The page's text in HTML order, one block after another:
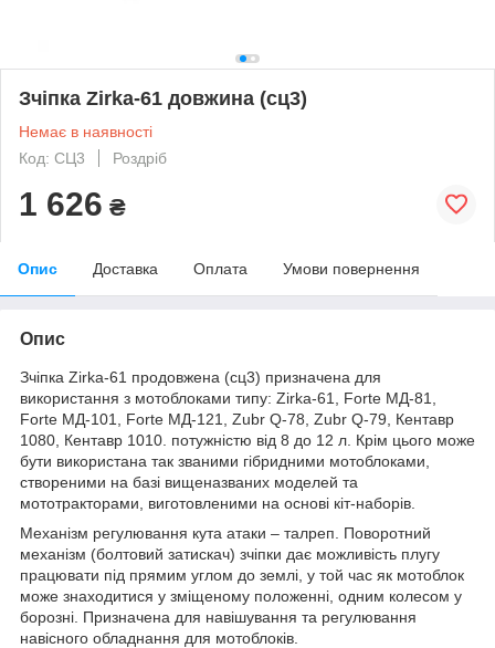
Зчіпка Zirka-61 довжина (сц3)
Немає в наявності
Код: СЦ3
Роздріб
1 626 ₴
Опис Доставка Оплата Умови повернення
Опис
Зчіпка Zirka-61 продовжена (сц3) призначена для
використання з мотоблоками типу: Zirka-61, Forte МД-81,
Forte МД-101, Forte МД-121, Zubr Q-78, Zubr Q-79, Кентавр
1080, Кентавр 1010. потужністю від 8 до 12 л. Крім цього може
бути використана так званими гібридними мотоблоками,
створеними на базі вищеназваних моделей та
мототракторами, виготовленими на основі кіт-наборів.
Механізм регулювання кута атаки – талреп. Поворотний
механізм (болтовий затискач) зчіпки дає можливість плугу
працювати під прямим углом до землі, у той час як мотоблок
може знаходитися у зміщеному положенні, одним колесом у
борозні. Призначена для навішування та регулювання
навісного обладнання для мотоблоків.